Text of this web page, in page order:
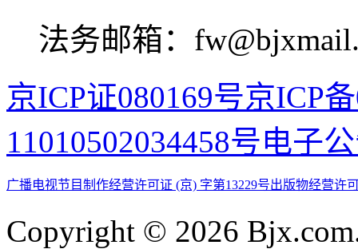
法务邮箱：
京ICP证080169号京ICP
11010502034458号电子
广播电视节目制作经营许可证 (京) 字第13229号出版物经营许
Copyright © 2026